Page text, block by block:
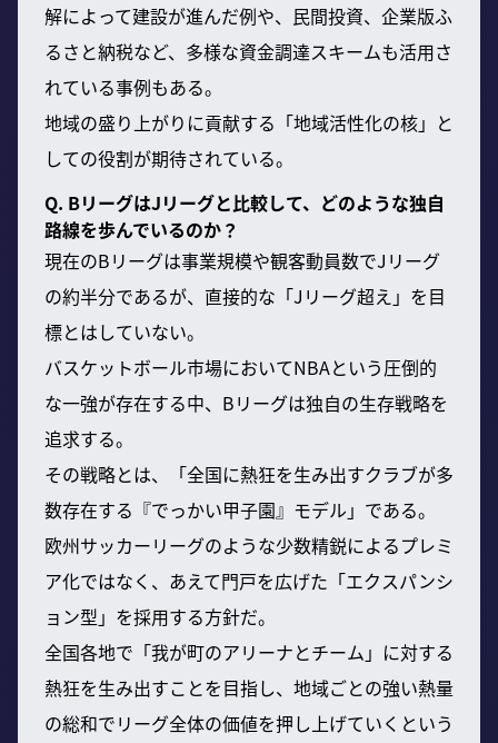
解によって建設が進んだ例や、民間投資、企業版ふ
るさと納税など、多様な資金調達スキームも活用さ
れている事例もある。
地域の盛り上がりに貢献する「地域活性化の核」と
しての役割が期待されている。
Q. BリーグはJリーグと比較して、どのような独自
路線を歩んでいるのか？
現在のBリーグは事業規模や観客動員数でJリーグ
の約半分であるが、直接的な「Jリーグ超え」を目
標とはしていない。
バスケットボール市場においてNBAという圧倒的
な一強が存在する中、Bリーグは独自の生存戦略を
追求する。
その戦略とは、「全国に熱狂を生み出すクラブが多
数存在する『でっかい甲子園』モデル」である。
欧州サッカーリーグのような少数精鋭によるプレミ
ア化ではなく、あえて門戸を広げた「エクスパンシ
ョン型」を採用する方針だ。
全国各地で「我が町のアリーナとチーム」に対する
熱狂を生み出すことを目指し、地域ごとの強い熱量
の総和でリーグ全体の価値を押し上げていくという